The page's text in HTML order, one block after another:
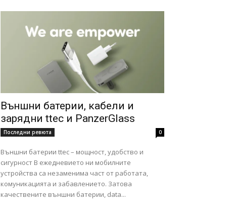
Външни батерии, кабели и
зарядни ttec и PanzerGlass
Последни ревюта 0
Външни батерии ttec – мощност, удобство и
сигурност В ежедневието ни мобилните
устройства са незаменима част от работата,
комуникацията и забавлението. Затова
качествените външни батерии, data...